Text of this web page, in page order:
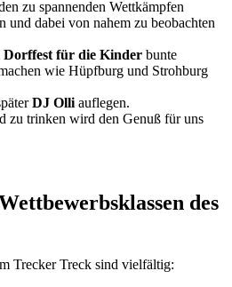
zu spannenden Wettkämpfen
und dabei von nahem zu beobachten
Dorffest für die Kinder bunte
wie Hüpfburg und Strohburg
DJ Olli auflegen.
zu trinken wird den Genuß für uns
des
Trecker Treck sind vielfältig: